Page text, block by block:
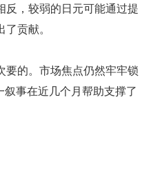
反，较弱的日元可能通过提
贡献。
的。市场焦点仍然牢牢锁
事在近几个月帮助支撑了